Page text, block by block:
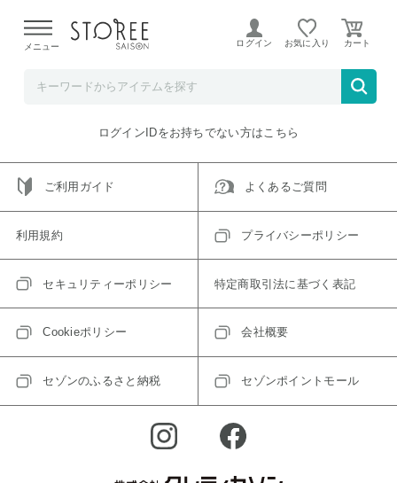
よる配送遅延が発生しております。
メニュー ログイン お気に入り
ご指定のアイテムは取り扱い終了、またはただいま取り扱い
トップへ戻る
ログインIDをお持ちでない方はこちら
ご利用ガイド よくあるご質問
利用規約 プライバシーポリシー
セキュリティーポリシー 特定商取引法に基づく表記
Cookieポリシー 会社概要
セゾンのふるさと納税 セゾンポイントモール